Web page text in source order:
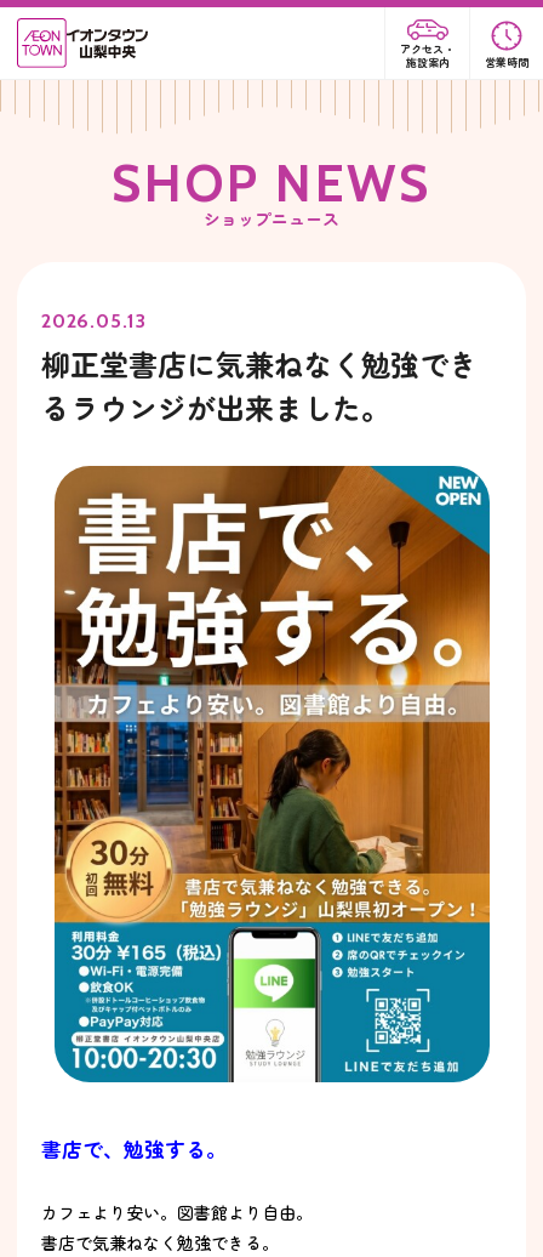
アクセス・
施設案内
営業時間
SHOP NEWS
ショップニュース
2026.05.13
柳正堂書店に気兼ねなく勉強でき
るラウンジが出来ました。
書店で、勉強する。
カフェより安い。図書館より自由。
書店で気兼ねなく勉強できる。